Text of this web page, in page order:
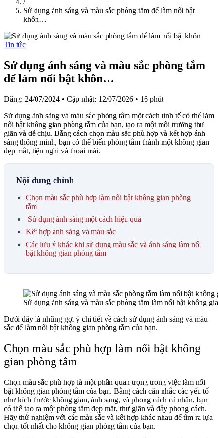
/
Sử dụng ánh sáng và màu sắc phòng tắm để làm nổi bật
khôn…
Tin tức
Sử dụng ánh sáng và màu sắc phòng tắm
để làm nổi bật khôn…
Đăng: 24/07/2024 • Cập nhật: 12/07/2026 • 16 phút
Sử dụng ánh sáng và màu sắc phòng tắm một cách tinh tế có thể làm
nổi bật không gian phòng tắm của bạn, tạo ra một môi trường thư
giãn và dễ chịu. Bằng cách chọn màu sắc phù hợp và kết hợp ánh
sáng thông minh, bạn có thể biến phòng tắm thành một không gian
đẹp mắt, tiện nghi và thoải mái.
Nội dung chính
Chọn màu sắc phù hợp làm nổi bật không gian phòng
tắm
Sử dụng ánh sáng một cách hiệu quả
Kết hợp ánh sáng và màu sắc
Các lưu ý khác khi sử dụng màu sắc và ánh sáng làm nổi
bật không gian phòng tắm
Sử dụng ánh sáng và màu sắc phòng tắm làm nổi bật không
Dưới đây là những gợi ý chi tiết về cách sử dụng ánh sáng và màu
sắc để làm nổi bật không gian phòng tắm của bạn.
Chọn màu sắc phù hợp làm nổi bật không
gian phòng tắm
Chọn màu sắc phù hợp là một phần quan trọng trong việc làm nổi
bật không gian phòng tắm của bạn. Bằng cách cân nhắc các yếu tố
như kích thước không gian, ánh sáng, và phong cách cá nhân, bạn
có thể tạo ra một phòng tắm đẹp mắt, thư giãn và đầy phong cách.
Hãy thử nghiệm với các màu sắc và kết hợp khác nhau để tìm ra lựa
chọn tốt nhất cho không gian phòng tắm của bạn.